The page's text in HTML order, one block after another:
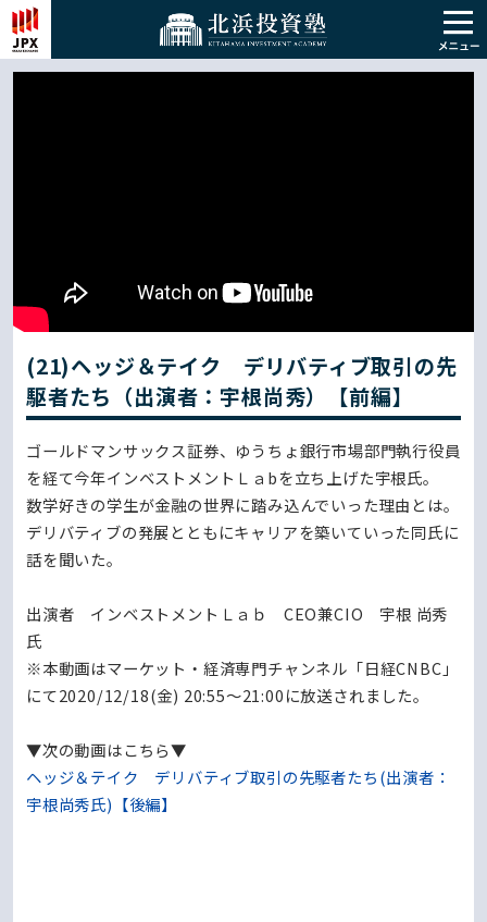
(21)ヘッジ＆テイク デリバティブ取引の先
駆者たち（出演者：宇根尚秀）【前編】
ゴールドマンサックス証券、ゆうちょ銀行市場部門執行役員
を経て今年インベストメントＬａbを立ち上げた宇根氏。
数学好きの学生が金融の世界に踏み込んでいった理由とは。
デリバティブの発展とともにキャリアを築いていった同氏に
話を聞いた。
出演者 インベストメントＬａｂ CEO兼CIO 宇根 尚秀
氏
※本動画はマーケット・経済専門チャンネル「日経CNBC」
にて2020/12/18(金) 20:55～21:00に放送されました。
▼次の動画はこちら▼
ヘッジ＆テイク デリバティブ取引の先駆者たち(出演者：
宇根尚秀氏)【後編】